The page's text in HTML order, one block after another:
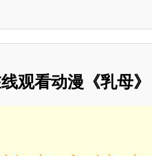
观看动漫《乳母》